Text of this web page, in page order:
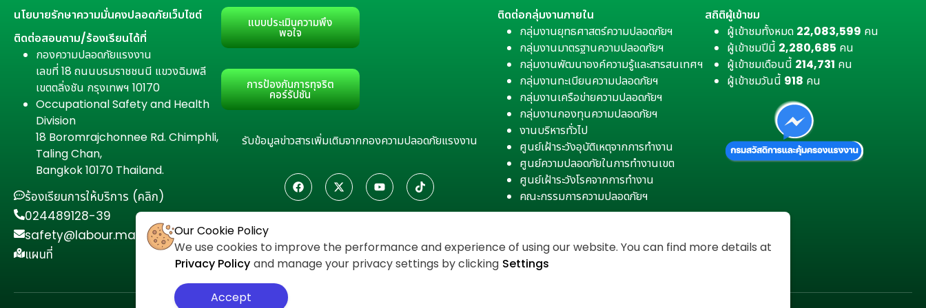
นโยบายรักษาความมั่นคงปลอดภัยเว็บไซต์
ติดต่อสอบถาม/ร้องเรียนได้ที่
กองความปลอดภัยแรงงาน
เลขที่ 18 ถนนบรมราชชนนี แขวงฉิมพลี
เขตตลิ่งชัน กรุงเทพฯ 10170
Occupational Safety and Health
Division
18 Boromrajchonnee Rd. Chimphli,
Taling Chan,
Bangkok 10170 Thailand.
ร้องเรียนการให้บริการ (คลิก)
024489128-39
safety@labour.mail.go.th
แผนที่
แบบประเมินความพึง
พอใจ
การป้องกันการทุจริต
คอร์รัปชัน
รับข้อมูลข่าวสารเพิ่มเติมจากกองความปลอดภัยแรงงาน
ติดต่อกลุ่มงานภายใน
กลุ่มงานยุทธศาสตร์ความปลอดภัยฯ
กลุ่มงานมาตรฐานความปลอดภัยฯ
กลุ่มงานพัฒนาองค์ความรู้และสารสนเทศฯ
กลุ่มงานทะเบียนความปลอดภัยฯ
กลุ่มงานเครือข่ายความปลอดภัยฯ
กลุ่มงานกองทุนความปลอดภัยฯ
งานบริหารทั่วไป
ศูนย์เฝ้าระวังอุบัติเหตุจากการทำงาน
ศูนย์ความปลอดภัยในการทำงานเขต
ศูนย์เฝ้าระวังโรคจากการทำงาน
คณะกรรมการความปลอดภัยฯ
สถิติผู้เข้าชม
ผู้เข้าชมทั้งหมด 22,083,599 คน
ผู้เข้าชมปีนี้ 2,280,685 คน
ผู้เข้าชมเดือนนี้ 214,731 คน
ผู้เข้าชมวันนี้ 918 คน
Our Cookie Policy
We use cookies to improve the performance and experience of using our website. You can find more details at
Privacy Policy and manage your privacy settings by clicking Settings
Accept